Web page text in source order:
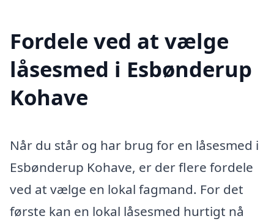
Fordele ved at vælge
låsesmed i Esbønderup
Kohave
Når du står og har brug for en låsesmed i
Esbønderup Kohave, er der flere fordele
ved at vælge en lokal fagmand. For det
første kan en lokal låsesmed hurtigt nå